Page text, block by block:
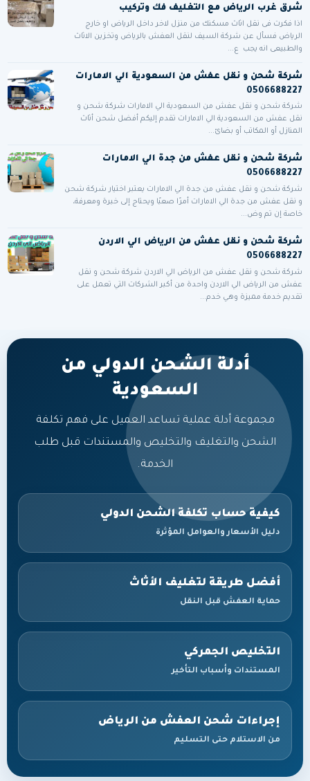
شرق غرب الرياض مع التغليف فك وتركيب
اذا فكرت فى نقل اثاث مسكنك من منزل لاخر داخل الرياض او خارج
الرياض فسأل عن شركة السيف لنقل العفش بالرياض وتخزين الاثاث
والطبيعى انه يجب ع...
شركة شحن و نقل عفش من السعودية الي الامارات
0506688227
شركة شحن و نقل عفش من السعودية الي الامارات شركة شحن و
نقل عفش من السعودية الي الامارات تقدم إليكم أفضل شحن أثاث
المنازل أو المكاتب أو بضائ...
شركة شحن و نقل عفش من جدة الي الامارات
0506688227
شركة شحن و نقل عفش من جدة الي الامارات يعتبر اختيار شركة شحن
و نقل عفش من جدة الي الامارات أمرًا صعبًا ويحتاج إلى خبرة ومعرفة،
خاصة إن تم وض...
شركة شحن و نقل عفش من الرياض الي الاردن
0506688227
شركة شحن و نقل عفش من الرياض الي الاردن شركة شحن و نقل
عفش من الرياض الي الاردن واحدة من أكبر الشركات التي تعمل على
تقديم خدمة مميزة وهي خدم...
أدلة الشحن الدولي من
السعودية
مجموعة أدلة عملية تساعد العميل على فهم تكلفة
الشحن والتغليف والتخليص والمستندات قبل طلب
الخدمة.
كيفية حساب تكلفة الشحن الدولي
دليل الأسعار والعوامل المؤثرة
أفضل طريقة لتغليف الأثاث
حماية العفش قبل النقل
التخليص الجمركي
المستندات وأسباب التأخير
إجراءات شحن العفش من الرياض
من الاستلام حتى التسليم